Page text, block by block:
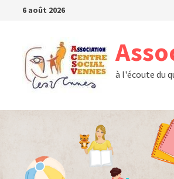
Passer6 août 2026
à l'écoute du